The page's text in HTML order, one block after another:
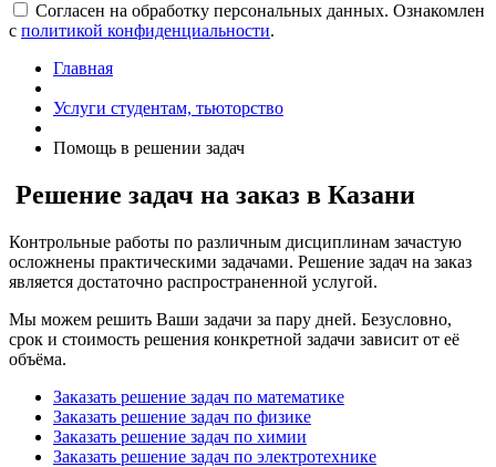
Согласен на обработку персональных данных. Ознакомлен
с политикой конфиденциальности.
Главная
Услуги студентам, тьюторство
Помощь в решении задач
Решение задач на заказ в Казани
Контрольные работы по различным дисциплинам зачастую
осложнены практическими задачами. Решение задач на заказ
является достаточно распространенной услугой.
Мы можем решить Ваши задачи за пару дней. Безусловно,
срок и стоимость решения конкретной задачи зависит от её
объёма.
Заказать решение задач по математике
Заказать решение задач по физике
Заказать решение задач по химии
Заказать решение задач по электротехнике